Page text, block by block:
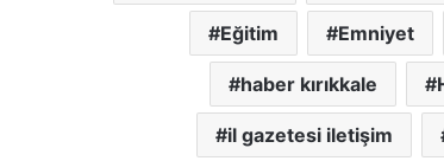
Eğitim Emniyet
haber kırıkkale
il gazetesi iletişim